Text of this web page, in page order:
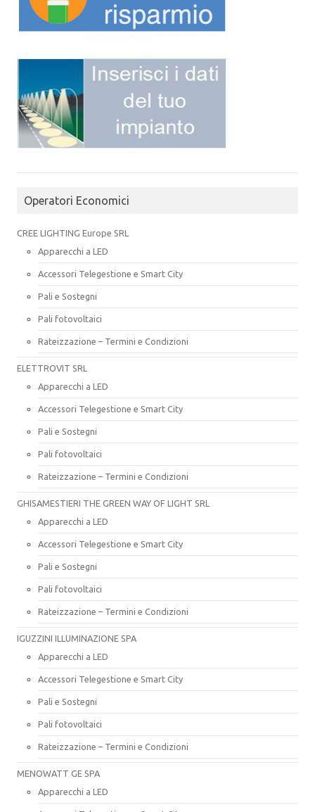
Operatori Economici
CREE LIGHTING Europe SRL
Apparecchi a LED
Accessori Telegestione e Smart City
Pali e Sostegni
Pali fotovoltaici
Rateizzazione – Termini e Condizioni
ELETTROVIT SRL
Apparecchi a LED
Accessori Telegestione e Smart City
Pali e Sostegni
Pali fotovoltaici
Rateizzazione – Termini e Condizioni
GHISAMESTIERI THE GREEN WAY OF LIGHT SRL
Apparecchi a LED
Accessori Telegestione e Smart City
Pali e Sostegni
Pali fotovoltaici
Rateizzazione – Termini e Condizioni
IGUZZINI ILLUMINAZIONE SPA
Apparecchi a LED
Accessori Telegestione e Smart City
Pali e Sostegni
Pali fotovoltaici
Rateizzazione – Termini e Condizioni
MENOWATT GE SPA
Apparecchi a LED